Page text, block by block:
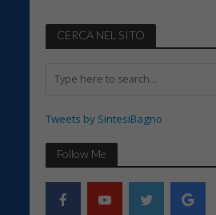
CERCA NEL SITO
Tweets by SintesiBagno
Follow Me